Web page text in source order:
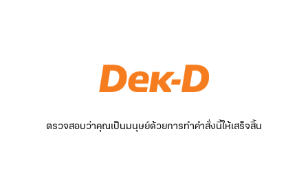
ตรวจสอบว่าคุณเป็นมนุษย์ด้วยการทำคำสั่งนี้ให้เสร็จสิ้น